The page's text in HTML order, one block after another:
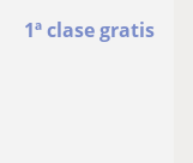
1ª clase gratis